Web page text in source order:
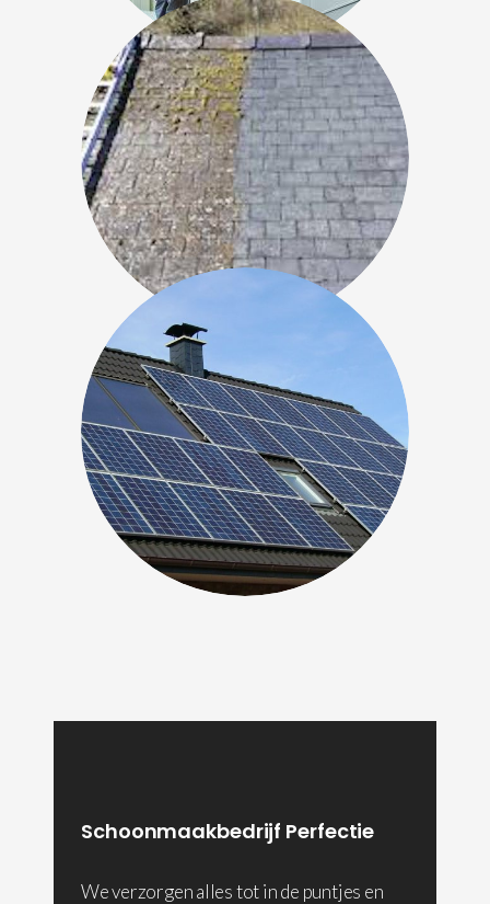
Schoonmaakbedrijf Perfectie
We verzorgen alles tot in de puntjes en